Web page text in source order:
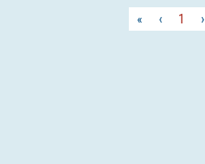
« ‹ 1 ›